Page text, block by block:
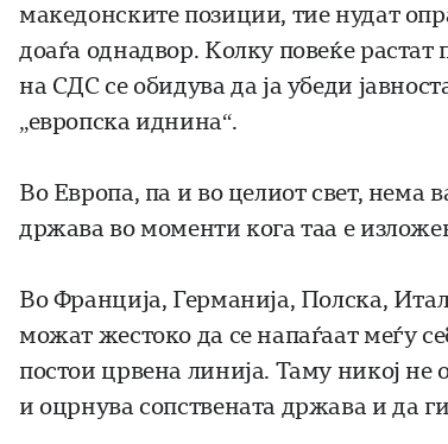
македонските позиции, тие нудат
доаѓа однадвор. Колку повеќе
на СДС се обидува да ја убеди
„европска иднина“.
Во Европа, па и во целиот свет, нема
држава во моменти кога таа е
Во Франција, Германија, Полска,
можат жестоко да се напаѓаат меѓу
постои црвена линија. Таму никој
и оцрнува сопствената држава и да